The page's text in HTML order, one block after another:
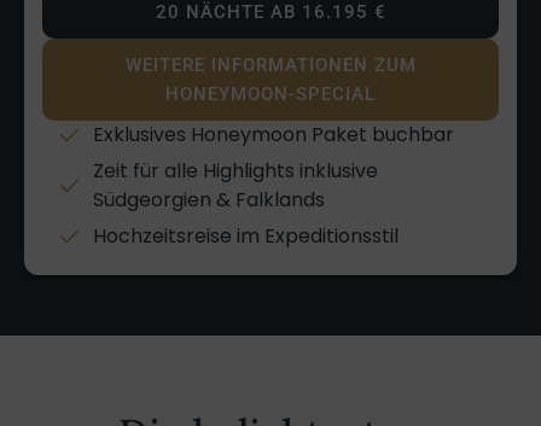
20 NÄCHTE AB 16.195 €
WEITERE INFORMATIONEN ZUM
HONEYMOON-SPECIAL
Exklusives Honeymoon Paket buchbar
Zeit für alle Highlights inklusive
Südgeorgien & Falklands
Hochzeitsreise im Expeditionsstil